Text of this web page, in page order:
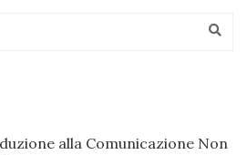
alla Comunicazione Non